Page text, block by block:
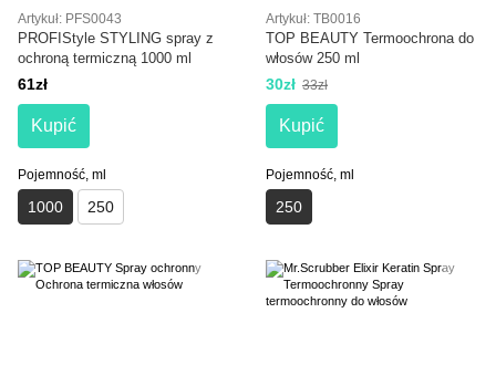
Artykuł: PFS0043
PROFIStyle STYLING spray z
ochroną termiczną 1000 ml
61zł
Kupić
Pojemność, ml
1000 250
Artykuł: TB0016
TOP BEAUTY Termoochrona do
włosów 250 ml
30zł 33zł
Kupić
Pojemność, ml
250